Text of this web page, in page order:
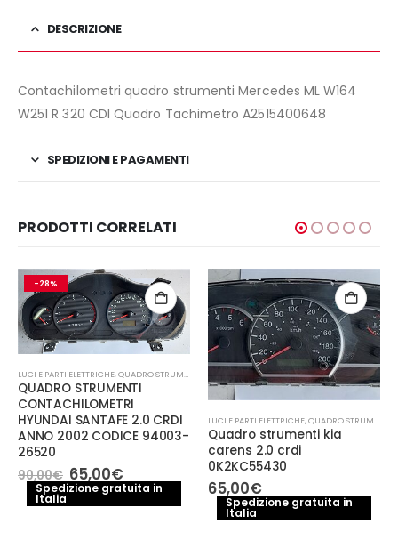
DESCRIZIONE
Contachilometri quadro strumenti Mercedes ML W164
W251 R 320 CDI Quadro Tachimetro A2515400648
SPEDIZIONI E PAGAMENTI
PRODOTTI CORRELATI
-28%
LUCI E PARTI ELETTRICHE,QUADRO STRUMENTI
QUADRO STRUMENTI
CONTACHILOMETRI
HYUNDAI SANTAFE 2.0 CRDI
ANNO 2002 CODICE 94003-
26520
90,00€ Il
prezzo
originale
65,00€Il
prezzo
attuale
Spedizione gratuita in
Italia
LUCI E PARTI ELETTRICHE,QUADRO STRUMENTI
Quadro strumenti kia
carens 2.0 crdi
0K2KC55430
65,00€
Spedizione gratuita in
Italia